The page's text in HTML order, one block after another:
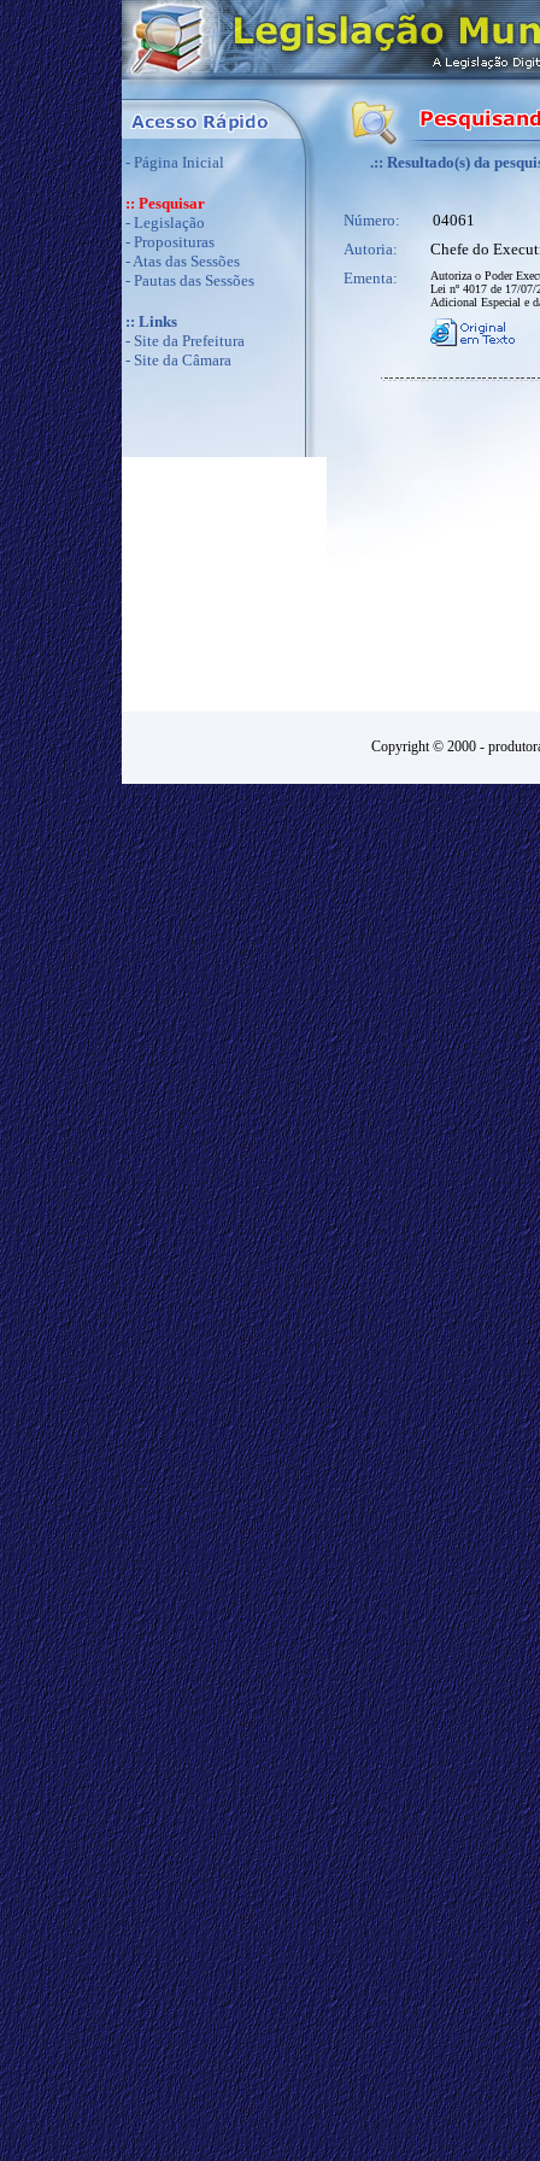
- Página Inicial
:: Pesquisar
- Legislação
- Proposituras
-Atas das Sessões
- Pautas das Sessões
:: Links
- Site da Prefeitura
- Site da Câmara
.:: Resultado(s) da
Número:
04061
Autoria:
Chefe do
Ementa:
Autoriza o Poder
Lei nº 4017 de 17/07/
Adicional Especial e
Copyright © 2000 -